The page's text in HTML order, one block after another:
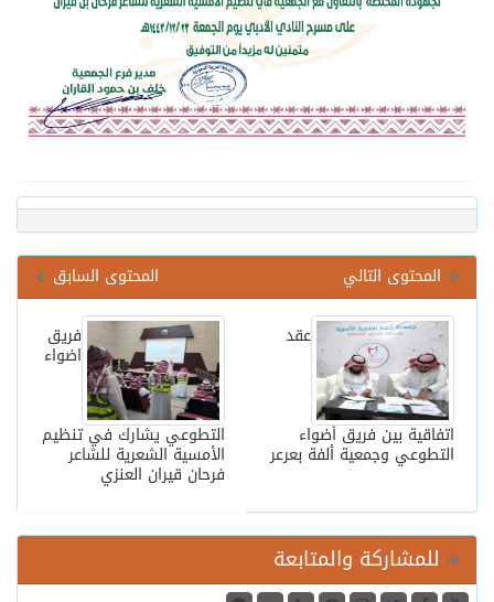
المحتوى السابق
المحتوى التالي
فريق
اضواء
التطوعي يشارك في تنظيم
الأمسية الشعرية للشاعر
فرحان قيران العنزي
عقد
اتفاقية بين فريق أضواء
التطوعي وجمعية ألفة بعرعر
للمشاركة والمتابعة